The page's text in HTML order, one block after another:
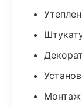
Монтаж